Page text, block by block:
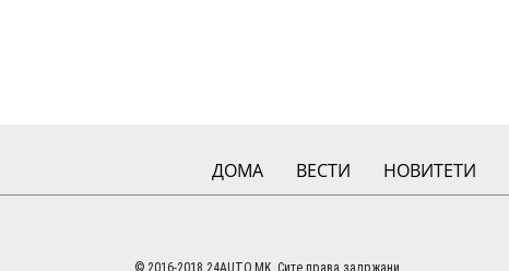
ДОМА ВЕСТИ НОВИТЕТИ
© 2016-2018 24AUTO.MK. Сите права задржани.